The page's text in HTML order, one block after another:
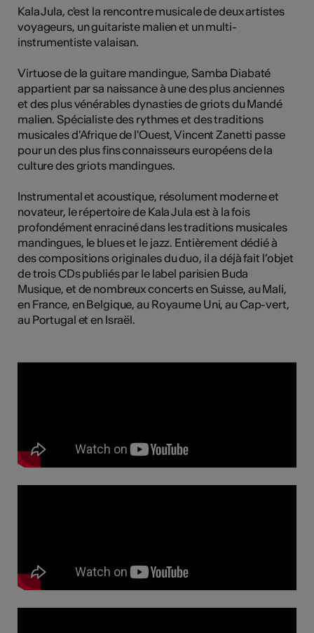
Kala Jula, c'est la rencontre musicale de deux artistes
voyageurs, un guitariste malien et un multi-
instrumentiste valaisan.
Virtuose de la guitare mandingue, Samba Diabaté
appartient par sa naissance à une des plus anciennes
et des plus vénérables dynasties de griots du Mandé
malien. Spécialiste des rythmes et des traditions
musicales d'Afrique de l'Ouest, Vincent Zanetti passe
pour un des plus fins connaisseurs européens de la
culture des griots mandingues.
Instrumental et acoustique, résolument moderne et
novateur, le répertoire de Kala Jula est à la fois
profondément enraciné dans les traditions musicales
mandingues, le blues et le jazz. Entièrement dédié à
des compositions originales du duo, il a déjà fait l’objet
de trois CDs publiés par le label parisien Buda
Musique, et de nombreux concerts en Suisse, au Mali,
en France, en Belgique, au Royaume Uni, au Cap-vert,
au Portugal et en Israël.